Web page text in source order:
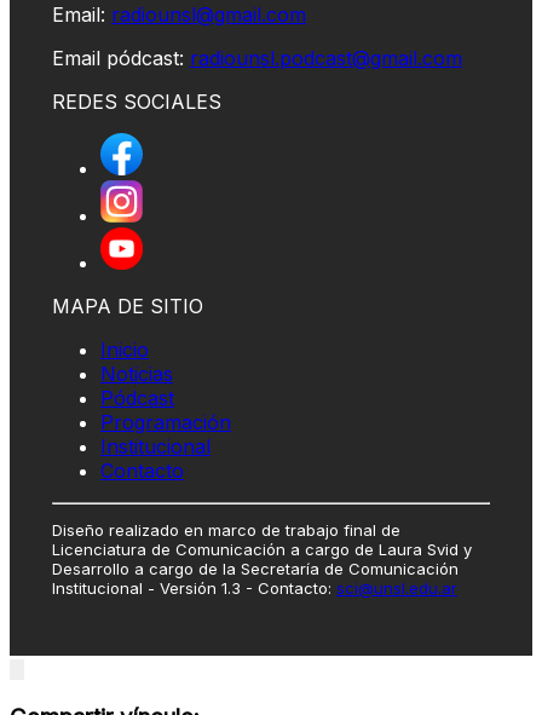
Email: radiounsl@gmail.com
Email pódcast: radiounsl.podcast@gmail.com
REDES SOCIALES
MAPA DE SITIO
Inicio
Noticias
Pódcast
Programación
Institucional
Contacto
Diseño realizado en marco de trabajo final de
Licenciatura de Comunicación a cargo de Laura Svid y
Desarrollo a cargo de la Secretaría de Comunicación
Institucional - Versión 1.3 - Contacto: sci@unsl.edu.ar
modal